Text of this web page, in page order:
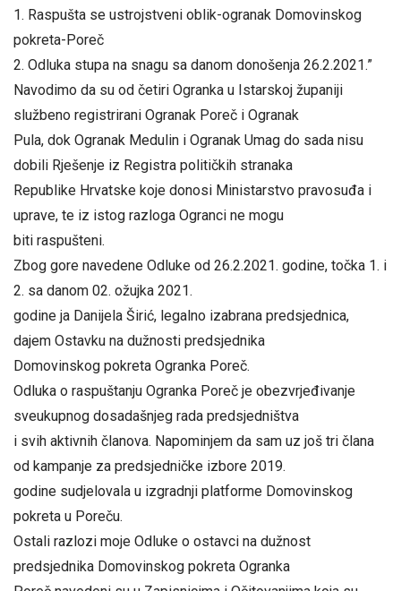
1. Raspušta se ustrojstveni oblik-ogranak Domovinskog
pokreta-Poreč
2. Odluka stupa na snagu sa danom donošenja 26.2.2021.”
Navodimo da su od četiri Ogranka u Istarskoj županiji
službeno registrirani Ogranak Poreč i Ogranak
Pula, dok Ogranak Medulin i Ogranak Umag do sada nisu
dobili Rješenje iz Registra političkih stranaka
Republike Hrvatske koje donosi Ministarstvo pravosuđa i
uprave, te iz istog razloga Ogranci ne mogu
biti raspušteni.
Zbog gore navedene Odluke od 26.2.2021. godine, točka 1. i
2. sa danom 02. ožujka 2021.
godine ja Danijela Širić, legalno izabrana predsjednica,
dajem Ostavku na dužnosti predsjednika
Domovinskog pokreta Ogranka Poreč.
Odluka o raspuštanju Ogranka Poreč je obezvrjeđivanje
sveukupnog dosadašnjeg rada predsjedništva
i svih aktivnih članova. Napominjem da sam uz još tri člana
od kampanje za predsjedničke izbore 2019.
godine sudjelovala u izgradnji platforme Domovinskog
pokreta u Poreču.
Ostali razlozi moje Odluke o ostavci na dužnost
predsjednika Domovinskog pokreta Ogranka